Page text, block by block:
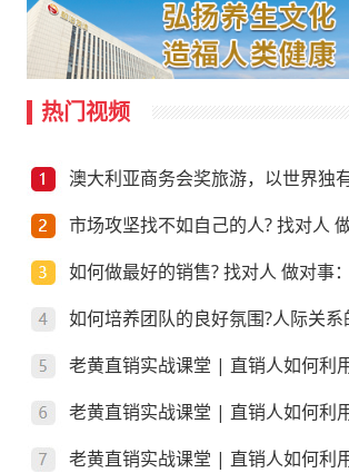
热门视频
澳大利亚商务会奖旅游，以世界独
市场攻坚找不如自己的人? 找对人
如何做最好的销售? 找对人 做对事
如何培养团队的良好氛围?人际关
老黄直销实战课堂 | 直销人如何利
老黄直销实战课堂 | 直销人如何利
老黄直销实战课堂 | 直销人如何利